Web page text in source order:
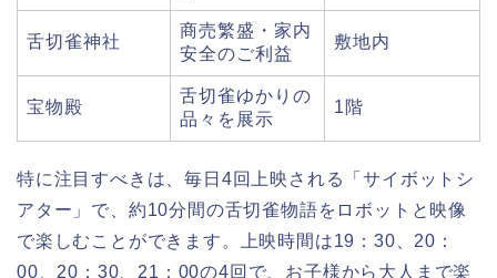
舌切雀神社
商売繁盛・家内
安全のご利益
敷地内
宝物殿
舌切雀ゆかりの
品々を展示
1階
特に注目すべきは、毎日4回上映される「サイボットシ
アター」で、約10分間の舌切雀物語をロボットと映像
で楽しむことができます。上映時間は19：30、20：
00、20：30、21：00の4回で、お子様から大人まで楽